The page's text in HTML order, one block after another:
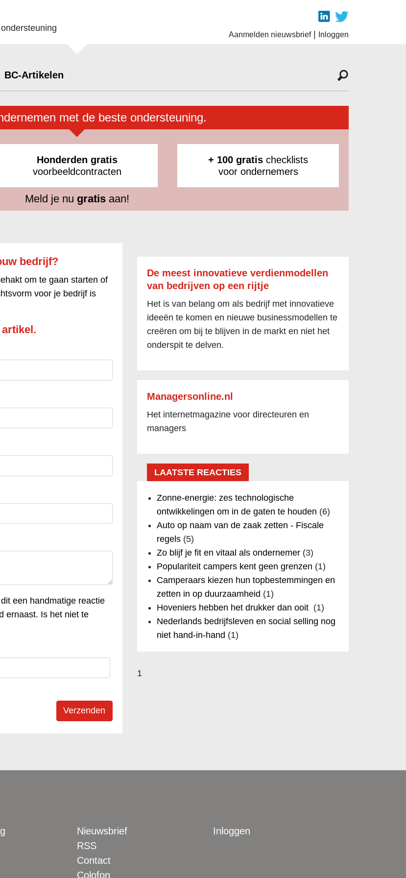
ondersteuning
Aanmelden nieuwsbrief| Inloggen
BC-Artikelen
met de beste ondersteuning.
Honderden gratis
voorbeeldcontracten
+ 100 gratis checklists
voor ondernemers
Meld je nu gratisaan!
bedrijf?
om te gaan starten of
voor je bedrijf is
een handmatige reactie
ernaast. Is het niet te
De meest innovatieve verdienmodellen
van bedrijven op een rijtje
Het is van belang om als bedrijf met innovatieve
ideeën te komen en nieuwe businessmodellen te
creëren om bij te blijven in de markt en niet het
onderspit te delven.
Managersonline.nl
Het internetmagazine voor directeuren en
managers
LAATSTE REACTIES
Zonne-energie: zes technologische
ontwikkelingen om in de gaten te houden (6)
Auto op naam van de zaak zetten - Fiscale
regels(5)
Zo blijf je fit en vitaal als ondernemer(3)
Populariteit campers kent geen grenzen (1)
Camperaars kiezen hun topbestemmingen en
zetten in op duurzaamheid (1)
Hoveniers hebben het drukker dan ooit (1)
Nederlands bedrijfsleven en social selling nog
niet hand-in-hand (1)
1
Nieuwsbrief
RSS
Contact
Colofon
Inloggen